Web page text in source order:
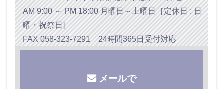
AM 9:00 ～ PM 18:00 月曜日～土曜日［定休日 : 日
曜・祝祭日]
FAX 058-323-7291 24時間365日受付対応
メールで